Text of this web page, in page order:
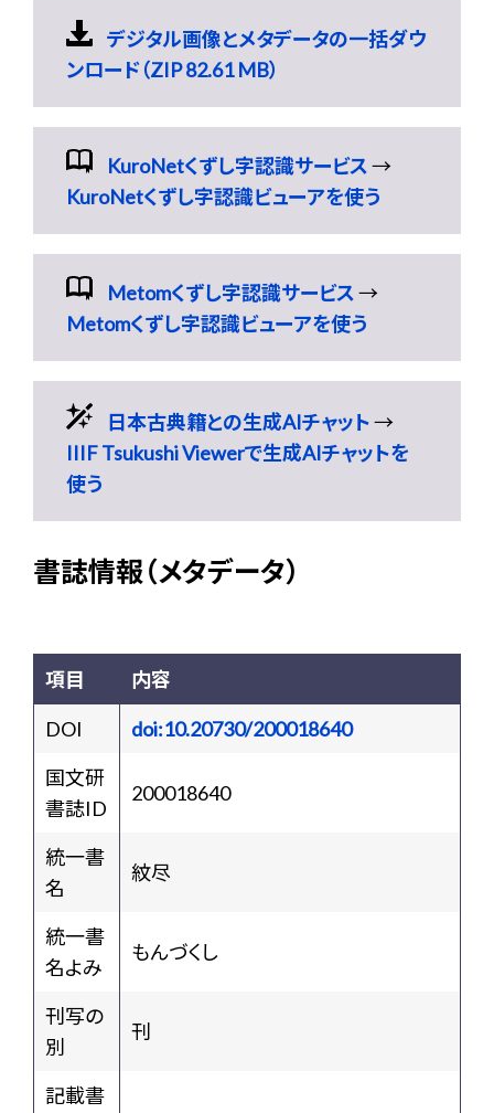
デジタル画像とメタデータの一括ダウ
ンロード（ZIP 82.61 MB）
KuroNetくずし字認識サービス→
KuroNetくずし字認識ビューアを使う
Metomくずし字認識サービス→
Metomくずし字認識ビューアを使う
日本古典籍との生成AIチャット→
IIIF Tsukushi Viewerで生成AIチャットを
使う
書誌情報（メタデータ）
項目 内容
DOI
doi:10.20730/200018640
国文研
書誌ID
200018640
統一書
名
紋尽
統一書
名よみ
もんづくし
刊写の
別
刊
記載書